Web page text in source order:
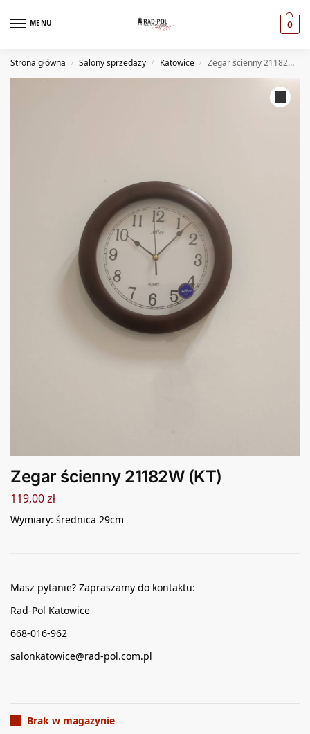
MENU 0
Strona główna / Salony sprzedaży / Katowice / Zegar ścienny 21182W (KT)
Zegar ścienny 21182W (KT)
119,00zł
Wymiary: średnica 29cm
Masz pytanie? Zapraszamy do kontaktu:
Rad-Pol Katowice
668-016-962
salonkatowice@rad-pol.com.pl
Brak w magazynie